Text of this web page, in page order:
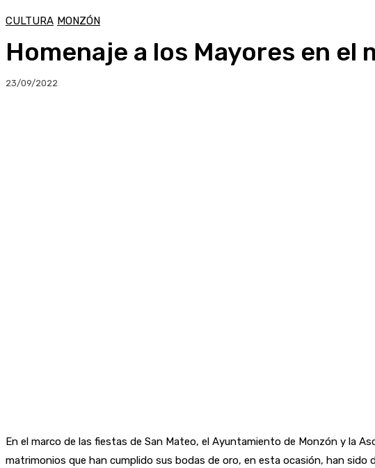
CULTURA MONZÓN
Homenaje a los Mayores en el
23/09/2022
En el marco de las fiestas de San Mateo, el Ayuntamiento de Monzón y la
matrimonios que han cumplido sus bodas de oro, en esta ocasión, han sido